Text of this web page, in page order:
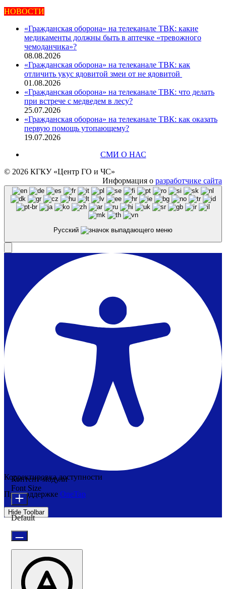
НОВОСТИ
«Гражданская оборона» на телеканале ТВК: какие
медикаменты должны быть в аптечке «тревожного
чемоданчика»?
08.08.2026
«Гражданская оборона» на телеканале ТВК: как
отличить укус ядовитой змеи от не ядовитой
01.08.2026
«Гражданская оборона» на телеканале ТВК: что делать
при встрече с медведем в лесу?
25.07.2026
«Гражданская оборона» на телеканале ТВК: как оказать
первую помощь утопающему?
19.07.2026
СМИ О НАС
© 2026 КГКУ «Центр ГО и ЧС»
Информация о разработчике сайта
Русский
Корректировка доступности
При поддержке OneTap
Hide Toolbar
Контент-модули
Font Size
Default